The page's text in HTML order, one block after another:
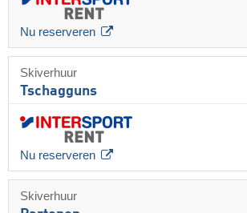
Nu reserveren
Skiverhuur
Tschagguns
Nu reserveren
Skiverhuur